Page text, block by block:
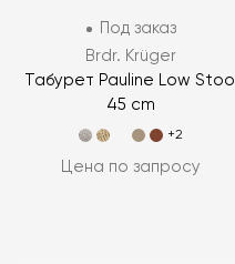
Под заказ
Brdr. Krüger
Табурет Pauline Low Stool
45 cm
+2
Цена по запросу